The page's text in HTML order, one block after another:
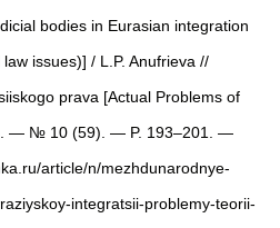
bodies in Eurasian integration
issues)] / L.P. Anufrieva //
prava [Actual Problems of
— № 10 (59). — P. 193–201. —
article/n/mezhdunarodnye-
integratsii-problemy-teorii-